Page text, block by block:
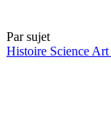
Par sujet
Histoire Science Art